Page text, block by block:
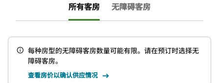
所有客房 无障碍客房
每种房型的无障碍客房数量可能有限。请在预订时选择无
障碍客房。
查看房价以确认供应情况